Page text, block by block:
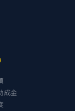
成金